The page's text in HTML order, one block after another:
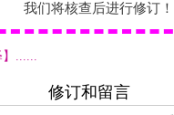
我们将核查后进行修订！
】......